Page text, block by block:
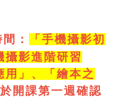
：
「手機攝影初
攝影進階研習
用」、「繪本之
開課第一週 確認